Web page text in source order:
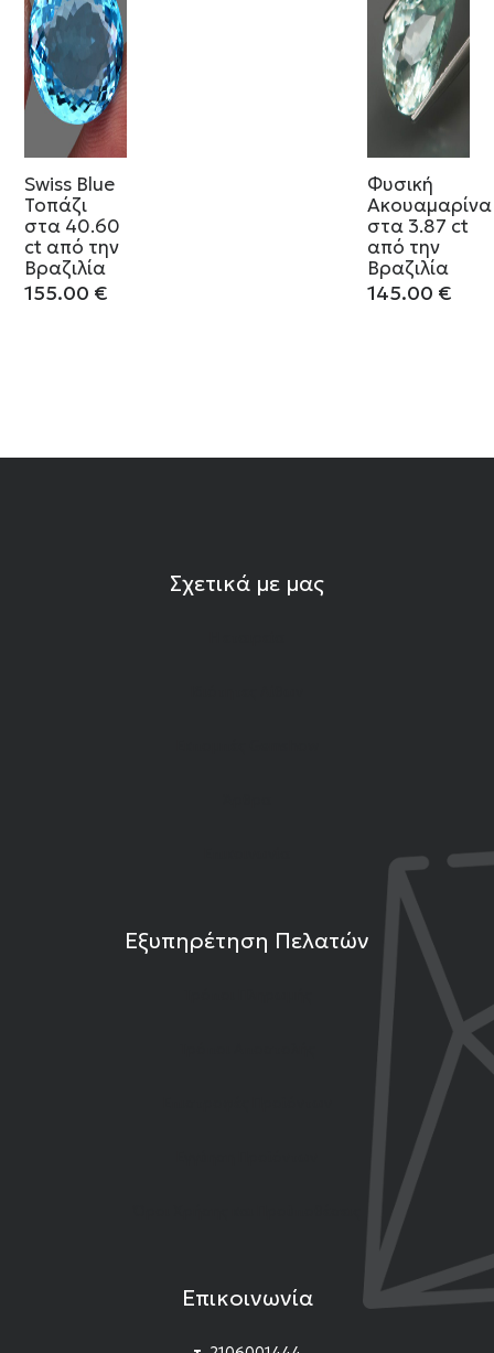
Swiss Blue
Τοπάζι
στα 40.60
ct από την
Βραζιλία
155.00 €
Φυσική
Ακουαμαρίνα
στα 3.87 ct
από την
Βραζιλία
145.00 €
Σχετικά με μας
Εξυπηρέτηση Πελατών
Επικοινωνία